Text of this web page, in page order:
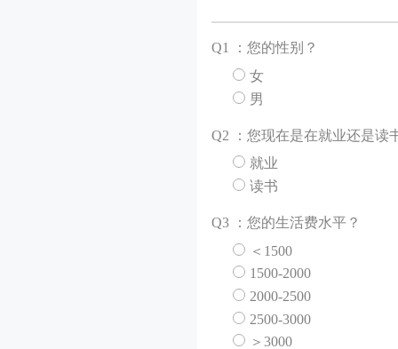
Q1 ：您的性别？
女
男
Q2 ：您现在是在就业还是读
就业
读书
Q3 ：您的生活费水平？
＜1500
1500-2000
2000-2500
2500-3000
＞3000